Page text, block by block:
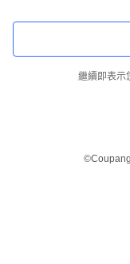
繼續即表示